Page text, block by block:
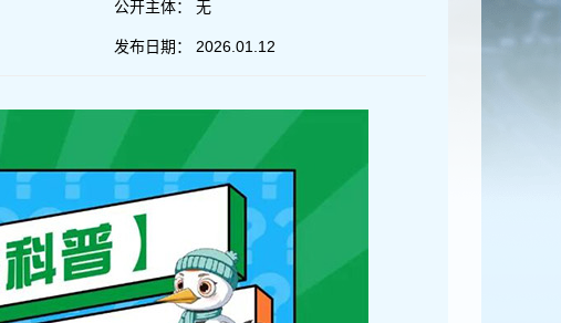
公开主体： 无
发布日期： 2026.01.12